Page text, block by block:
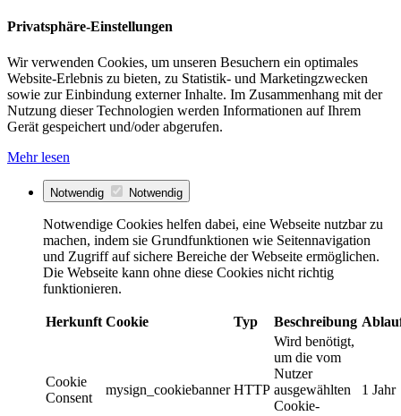
Privatsphäre-Einstellungen
Wir verwenden Cookies, um unseren Besuchern ein optimales
Website-Erlebnis zu bieten, zu Statistik- und Marketingzwecken
sowie zur Einbindung externer Inhalte. Im Zusammenhang mit der
Nutzung dieser Technologien werden Informationen auf Ihrem
Gerät gespeichert und/oder abgerufen.
Mehr lesen
Notwendig Notwendig
Notwendige Cookies helfen dabei, eine Webseite nutzbar zu
machen, indem sie Grundfunktionen wie Seitennavigation
und Zugriff auf sichere Bereiche der Webseite ermöglichen.
Die Webseite kann ohne diese Cookies nicht richtig
funktionieren.
Herkunft Cookie Typ Beschreibung
Cookie
Consent
mysign_cookiebanner HTTP
Wird benötigt,
um die vom
Nutzer
ausgewählten
Cookie-
1 Jahr